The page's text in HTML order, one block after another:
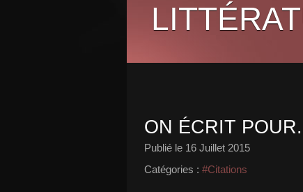
ON ÉCRIT
Publié le 16 Juillet 2015
Catégories : #Citations